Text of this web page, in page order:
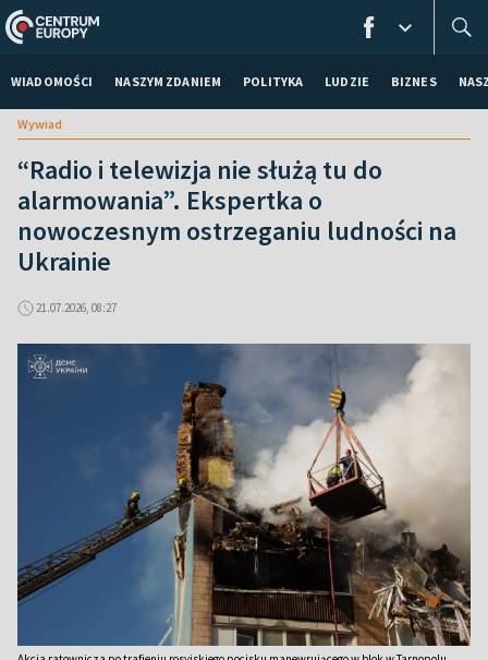
WIADOMOŚCI NASZYM ZDANIEM POLITYKA LUDZIE BIZNES
Wywiad
“Radio i telewizja nie służą tu do
alarmowania”. Ekspertka o
nowoczesnym ostrzeganiu ludności na
Ukrainie
21.07.2026, 08:27